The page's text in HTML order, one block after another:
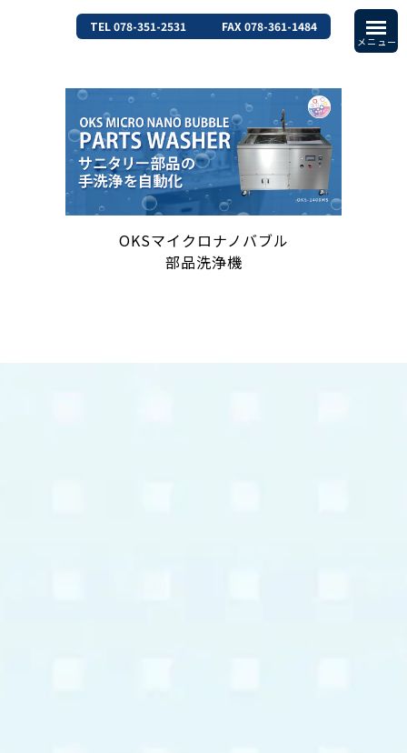
TEL 078-351-2531 FAX 078-361-1484
OKSマイクロナノバブル
部品洗浄機